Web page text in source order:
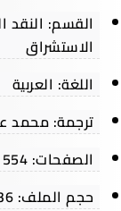
الاستشراق
اللغة: العربية
ترجمة: محمد
الصفحات: 554
حجم الملف: 36 MB